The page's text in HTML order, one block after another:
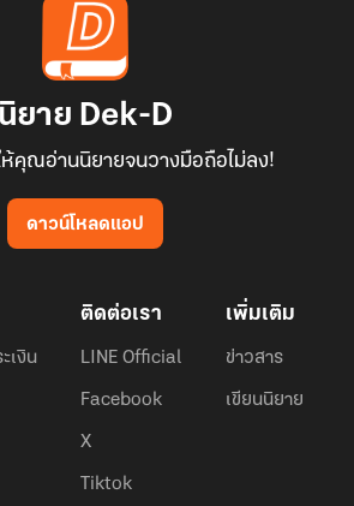
นิยาย Dek-D
ห้คุณอ่านนิยายจนวางมือถือไม่ลง!
ดาวน์โหลดแอป
เงิน
ติดต่อเรา
LINE Official
Facebook
X
Tiktok
เพิ่มเติม
ข่าวสาร
เขียนนิยาย